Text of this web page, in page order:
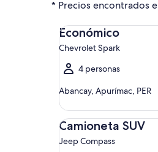
* Precios encontrados
Económico
Chevrolet Spark
4 personas
Abancay, Apurímac, PER
Económico Chevrolet
Camioneta SUV
Jeep Compass
Camioneta SUV Jeep